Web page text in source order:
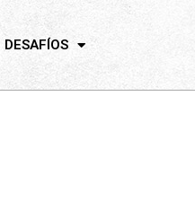
DESAFÍOS